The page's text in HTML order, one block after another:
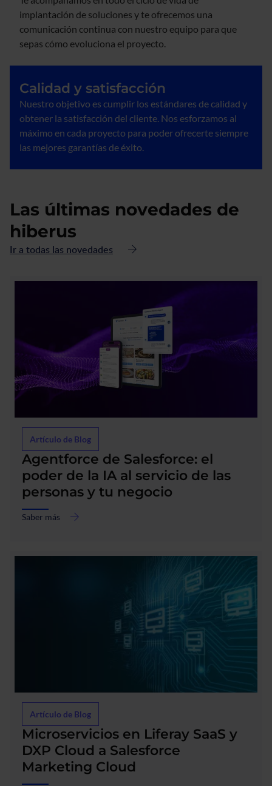
implantación de soluciones y te ofrecemos una
comunicación continua con nuestro equipo para que
sepas cómo evoluciona el proyecto.
Calidad y satisfacción
Nuestro objetivo es cumplir los estándares de calidad y
obtener la satisfacción del cliente. Nos esforzamos al
máximo en cada proyecto para poder ofrecerte siempre
las mejores garantías de éxito.
Las últimas novedades de
hiberus
Ir a todas las novedades
Agentforce de Salesforce: el
poder de la IA al servicio de las
personas y tu negocio
Artículo de Blog
Saber más
de
Salesforce:
el
poder
de
la
IA
Microservicios en Liferay SaaS y
DXP Cloud a Salesforce
Marketing Cloud
Artículo de Blog